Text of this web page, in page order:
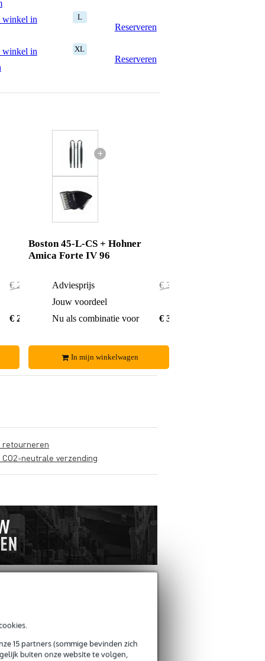
15 partners (sommige bevinden zich
buiten onze website te volgen,
winkel in
L
Reserveren
winkel in
XL
Reserveren
€ 2.115,-
€ 2.111,-
+
Boston 45-L-CS + Hohner
Amica Forte IV 96
Adviesprijs
€ 3.305,-
Jouw voordeel
Nu als combinatie voor
€ 3.301,-
In mijn winkelwagen
retourneren
CO2-neutrale verzending
ANDEREN KOCHTEN OOK